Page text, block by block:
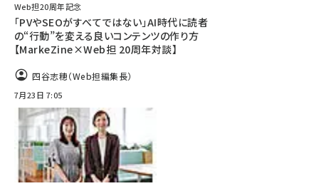
Web担20周年記念
「PVやSEOがすべてではない」AI時代に読者
の“行動”を変える良いコンテンツの作り方
【MarkeZine×Web担 20周年対談】
四谷志穂（Web担編集長）
7月23日 7:05